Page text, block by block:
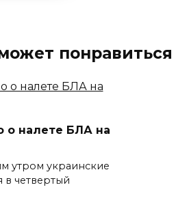
понравиться
о налете БЛА на
утром украинские
четвертый